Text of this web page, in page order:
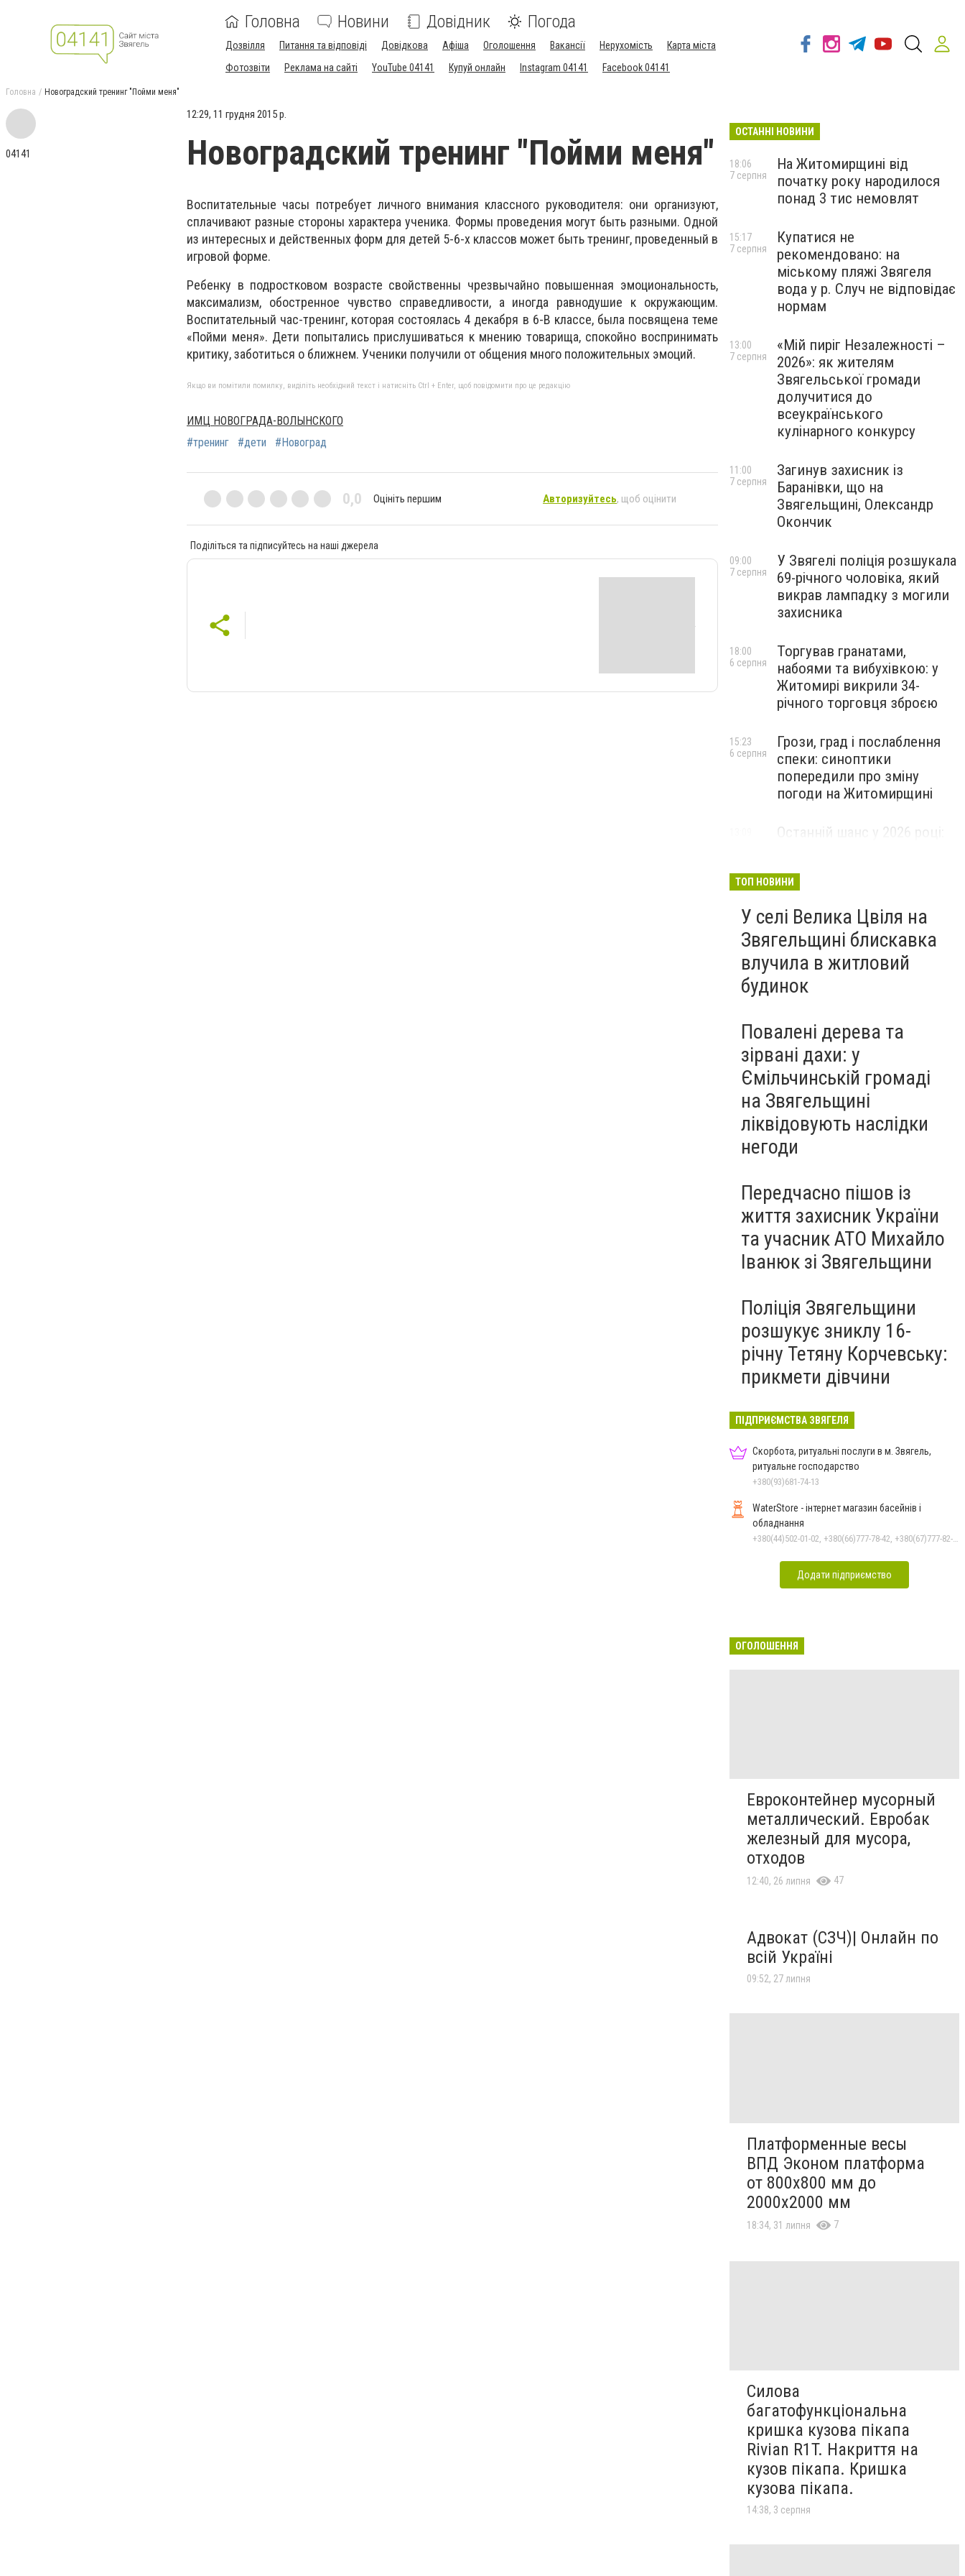
Головна Новини Довідник Погода
Дозвілля Питання та відповіді Довідкова Афіша Оголошення Вакансії Нерухомість
Карта міста
Фотозвіти
Реклама на сайті YouTube 04141 Купуй онлайн Instagram 04141 Facebook 04141
Головна Новоградский тренинг "Пойми меня"
04141
12:29, 11 грудня 2015 р.
Новоградский тренинг "Пойми меня"
Воспитательные часы потребует личного внимания классного руководителя: они организуют,
сплачивают разные стороны характера ученика. Формы проведения могут быть разными. Одной
из интересных и действенных форм для детей 5-6-х классов может быть тренинг, проведенный в
игровой форме.
Ребенку в подростковом возрасте свойственны чрезвычайно повышенная эмоциональность,
максимализм, обостренное чувство справедливости, а иногда равнодушие к окружающим.
Воспитательный час-тренинг, которая состоялась 4 декабря в 6-В классе, была посвящена теме
«Пойми меня». Дети попытались прислушиваться к мнению товарища, спокойно воспринимать
критику, заботиться о ближнем. Ученики получили от общения много положительных эмоций.
Якщо ви помітили помилку, виділіть необхідний текст і натисніть Ctrl + Enter, щоб повідомити про це редакцію
ИМЦ НОВОГРАДА-ВОЛЫНСКОГО
#тренинг
#дети #Новоград
0,0 Оцініть першим Авторизуйтесь, щоб оцінити
Поділіться та підписуйтесь на наші джерела
ОСТАННІ НОВИНИ
На Житомирщині від
початку року народилося
понад 3 тис немовлят
18:06
7 серпня
Купатися не
рекомендовано: на
міському пляжі Звягеля
вода у р. Случ не відповідає
нормам
15:17
7 серпня
«Мій пиріг Незалежності –
2026»: як жителям
Звягельської громади
долучитися до
всеукраїнського
кулінарного конкурсу
13:00
7 серпня
Загинув захисник із
Баранівки, що на
Звягельщині, Олександр
Окончик
11:00
7 серпня
У Звягелі поліція розшукала
69-річного чоловіка, який
викрав лампадку з могили
захисника
09:00
7 серпня
Торгував гранатами,
набоями та вибухівкою: у
Житомирі викрили 34-
річного торговця зброєю
18:00
6 серпня
Грози, град і послаблення
спеки: синоптики
попередили про зміну
погоди на Житомирщині
15:23
6 серпня
Останній шанс у 2026 році:
майбутніх водійок автобусів
ТОП НОВИНИ
У селі Велика Цвіля на
Звягельщині блискавка
влучила в житловий
будинок
Повалені дерева та
зірвані дахи: у
Ємільчинській громаді
на Звягельщині
ліквідовують наслідки
негоди
Передчасно пішов із
життя захисник України
та учасник АТО Михайло
Іванюк зі Звягельщини
Поліція Звягельщини
розшукує зниклу 16-
річну Тетяну Корчевську:
прикмети дівчини
ПІДПРИЄМСТВА ЗВЯГЕЛЯ
Скорбота, ритуальні послуги в м. Звягель,
ритуальне господарство
+380(93)681-74-13
WaterStore - інтернет магазин басейнів і
обладнання
+380(44)502-01-02, +380(66)777-78-42, +380(67)777-82-19, +380(67)890-80-80, +380(73)890-80-80, +380(44)502-01-03
Додати підприємство
ОГОЛОШЕННЯ
Евроконтейнер мусорный
металлический. Евробак
железный для мусора,
отходов
12:40, 26 липня 47
Адвокат (СЗЧ)| Онлайн по
всій Україні
09:52, 27 липня
Платформенные весы
ВПД Эконом платформа
от 800х800 мм до
2000х2000 мм
18:34, 31 липня 7
Силова
багатофункціональна
кришка кузова пікапа
Rivian R1T. Накриття на
кузов пікапа. Кришка
кузова пікапа.
14:38, 3 серпня